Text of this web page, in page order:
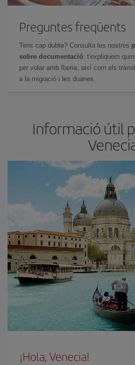
Preguntes freqüents
Tens cap dubte? Consulta les nostres
sobre documentació: t'expliquem
per volar amb Iberia, així com els
a la migració i les duanes.
Informació útil
¡Hola, Venecia!